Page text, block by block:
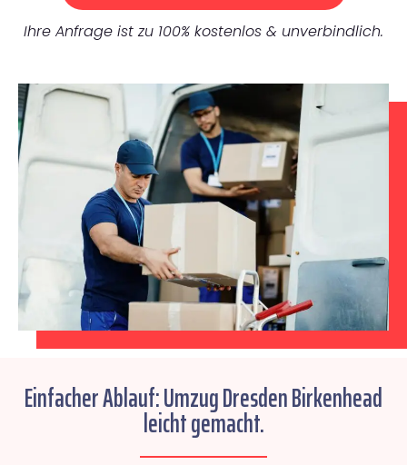
Ihre Anfrage ist zu 100% kostenlos & unverbindlich.
Einfacher Ablauf: Umzug Dresden Birkenhead
leicht gemacht.